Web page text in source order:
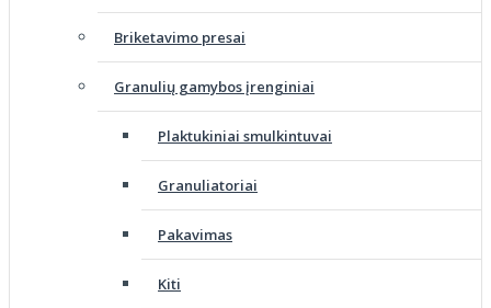
Briketavimo presai
Granulių gamybos įrenginiai
Plaktukiniai smulkintuvai
Granuliatoriai
Pakavimas
Kiti